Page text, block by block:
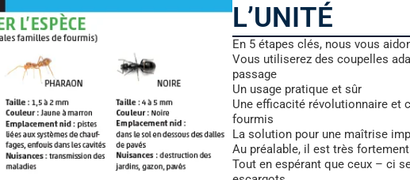
L’UNITÉ
En 5 étapes clés, nous vous
Vous utiliserez des coupelles
passage
Un usage pratique et sûr
Une efficacité révolutionnaire et
fourmis
La solution pour une maîtrise
Au préalable, il est très
Tout en espérant que ceux – ci